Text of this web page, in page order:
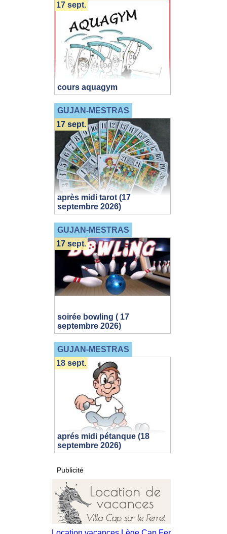
cours aquagym
17 sept.
GUJAN-MESTRAS
après midi tarot (17
septembre 2026)
17 sept.
GUJAN-MESTRAS
soirée bowling ( 17
septembre 2026)
17 sept.
GUJAN-MESTRAS
aprés midi pétanque (18
septembre 2026)
18 sept.
Publicité